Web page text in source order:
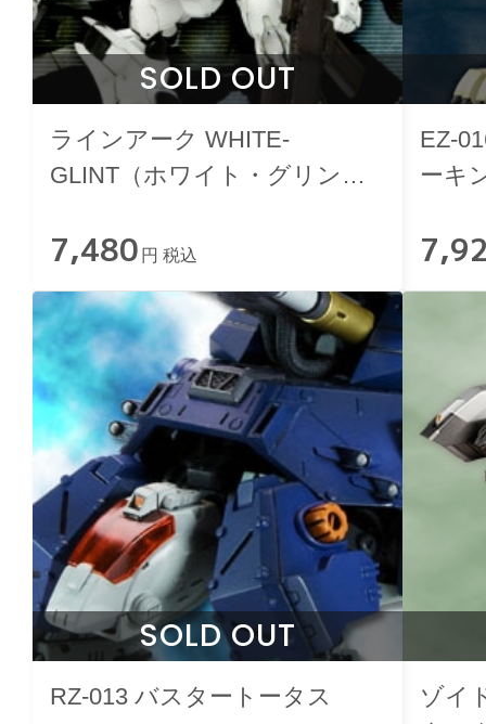
SOLD OUT
ラインアーク WHITE-
GLINT（ホワイト・グリン
7,480 円 税込
EZ-
ーキ
SOLD OUT
RZ-013 バスタートータス
ゾイ